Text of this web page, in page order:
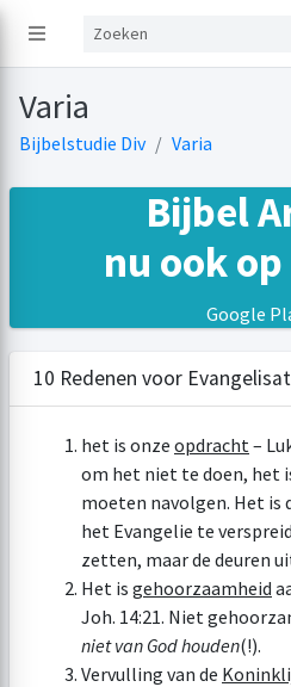
Varia
Bijbelstudie Div Varia
Bijbel
nu ook
Google
10 Redenen voor
het is onze opdracht–
om het niet te doen, het
moeten navolgen. Het is
het Evangelie te
zetten, maar de deuren
Het is gehoorzaamheid
Joh. 14:21. Niet
niet van God houden(!).
Vervulling van de